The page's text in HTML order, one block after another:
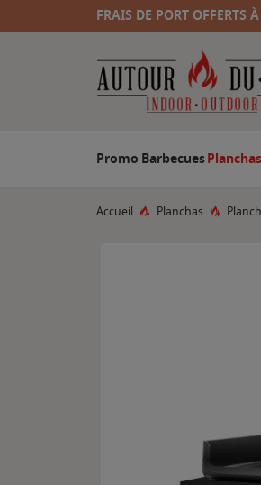
FRAIS DE PORT OFFERTS
Promo BarbecuesPlanchas
Accueil Planchas